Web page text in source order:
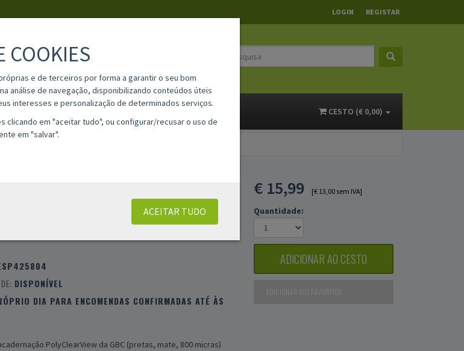
LOGIN REGISTAR
INFORMAÇÕES CONTACTOS CESTO (€ 0,00)
MATE / PRETO
DISPONÍVEL
DIA PARA ENCOMENDAS CONFIRMADAS ATÉ ÀS
PolyClearView da GBC (pretas, mate, 800 micras)
€ 15,99 [€ 13,00 sem IVA]
Quantidade:
ADICIONAR AO CESTO
ADICIONAR AOS FAVORITOS
COOKIES
e de terceiros por forma a garantir o seu bom
análise de navegação, disponibilizando conteúdos úteis
interesses e personalização de determinados serviços.
clicando em "aceitar tudo", ou configurar/recusar o uso de
em "salvar".
ACEITAR TUDO